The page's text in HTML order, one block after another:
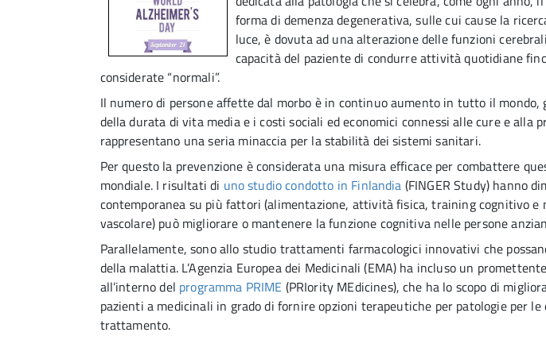
forma di demenza degenerativa, sulle cui cause la
luce, è dovuta ad una alterazione delle funzioni
capacità del paziente di condurre attività quotidiane
considerate “normali”.
Il numero di persone affette dal morbo è in continuo aumento in tutto il mondo,
della durata di vita media e i costi sociali ed economici connessi alle cure e alla
rappresentano una seria minaccia per la stabilità dei sistemi sanitari.
Per questo la prevenzione è considerata una misura efficace per combattere
mondiale. I risultati di uno studio condotto in Finlandia (FINGER Study) hanno
contemporanea su più fattori (alimentazione, attività fisica, training cognitivo e
vascolare) può migliorare o mantenere la funzione cognitiva nelle persone
Parallelamente, sono allo studio trattamenti farmacologici innovativi che
della malattia. L’Agenzia Europea dei Medicinali (EMA) ha incluso un
all’interno del programma PRIME (PRIority MEdicines), che ha lo scopo di
pazienti a medicinali in grado di fornire opzioni terapeutiche per patologie per
trattamento.